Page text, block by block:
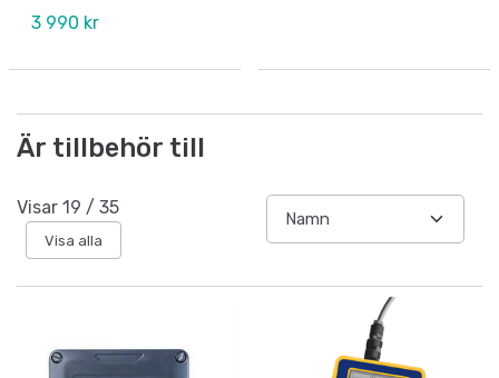
3 990 kr
Är tillbehör till
Visar 19 / 35
Visa alla